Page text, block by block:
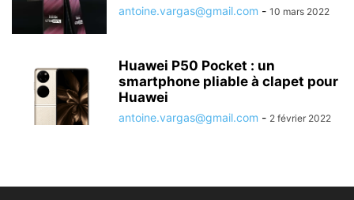
antoine.vargas@gmail.com - 10 mars 2022
Huawei P50 Pocket : un
smartphone pliable à clapet pour
Huawei
antoine.vargas@gmail.com - 2 février 2022